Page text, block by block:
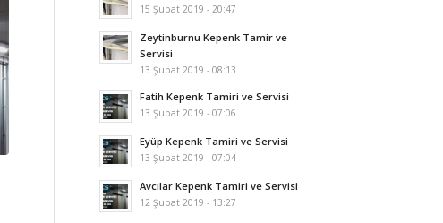
15 Şubat 2019 - 20:47
Zeytinburnu Kepenk Tamir ve
Servisi
13 Şubat 2019 - 08:13
Fatih Kepenk Tamiri ve Servisi
13 Şubat 2019 - 07:06
Eyüp Kepenk Tamiri ve Servisi
13 Şubat 2019 - 07:04
Avcılar Kepenk Tamiri ve Servisi
12 Şubat 2019 - 13:27